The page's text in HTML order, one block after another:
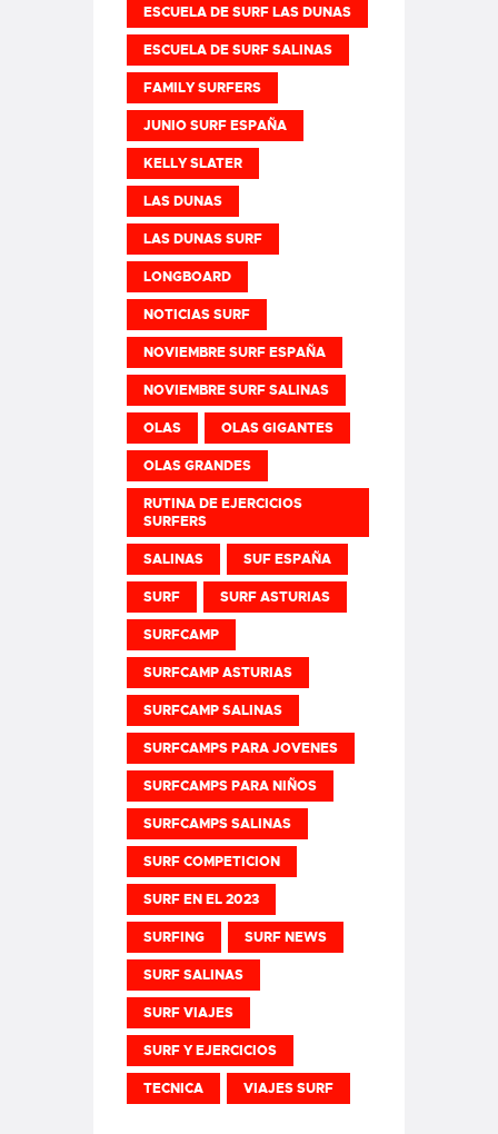
ESCUELA DE SURF LAS DUNAS
ESCUELA DE SURF SALINAS
FAMILY SURFERS
JUNIO SURF ESPAÑA
KELLY SLATER
LAS DUNAS
LAS DUNAS SURF
LONGBOARD
NOTICIAS SURF
NOVIEMBRE SURF ESPAÑA
NOVIEMBRE SURF SALINAS
OLAS OLAS GIGANTES
OLAS GRANDES
RUTINA DE EJERCICIOS
SURFERS
SALINAS SUF ESPAÑA
SURF SURF ASTURIAS
SURFCAMP
SURFCAMP ASTURIAS
SURFCAMP SALINAS
SURFCAMPS PARA JOVENES
SURFCAMPS PARA NIÑOS
SURFCAMPS SALINAS
SURF COMPETICION
SURF EN EL 2023
SURFING SURF NEWS
SURF SALINAS
SURF VIAJES
SURF Y EJERCICIOS
TECNICA VIAJES SURF